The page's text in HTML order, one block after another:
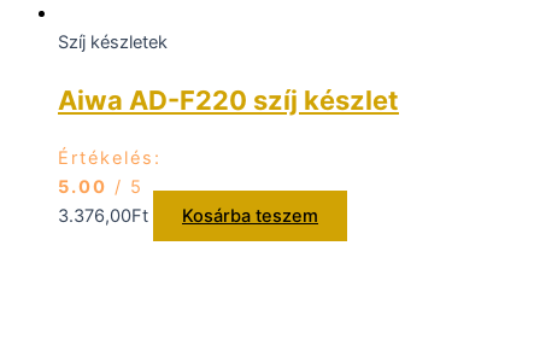
Szíj készletek
Aiwa AD-F220 szíj készlet
Értékelés:
5.00 / 5
3.376,00Ft Kosárba teszem